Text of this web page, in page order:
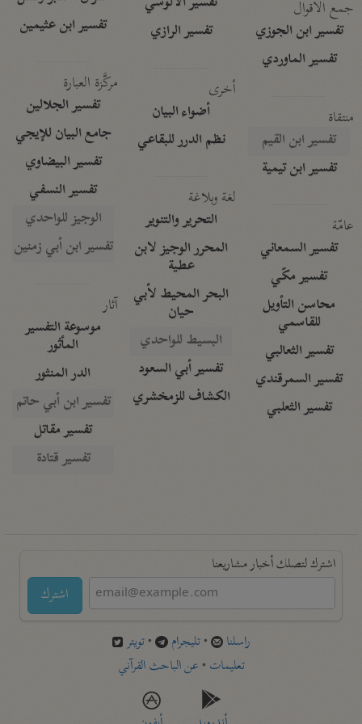
جمع الأقوال
تفسير ابن الجوزي
تفسير الماوردي
منتقاة
تفسير ابن القيم
تفسير ابن تيمية
عامّة
تفسير السمعاني
تفسير مكّي
محاسن التأويل
للقاسمي
تفسير الثعالبي
تفسير السمرقندي
تفسير الثعلبي
تفسير الرازي
أخرى
أضواء البيان
نظم الدرر للبقاعي
لغة وبلاغة
التحرير والتنوير
المحرر الوجيز لابن
عطية
البحر المحيط لأبي
حيان
البسيط للواحدي
تفسير أبي السعود
الكشاف للزمخشري
تفسير ابن عثيمين
مركَّزة العبارة
تفسير الجلالين
جامع البيان للإيجي
تفسير البيضاوي
تفسير النسفي
الوجيز للواحدي
تفسير ابن أبي زمنين
آثار
موسوعة التفسير
المأثور
الدر المنثور
تفسير ابن أبي حاتم
تفسير مقاتل
تفسير قتادة
اشترك لتصلك أخبار مشاريعنا
اشترك
راسلنا •تليجرام •تويتر
تعليمات •عن الباحث القرآني